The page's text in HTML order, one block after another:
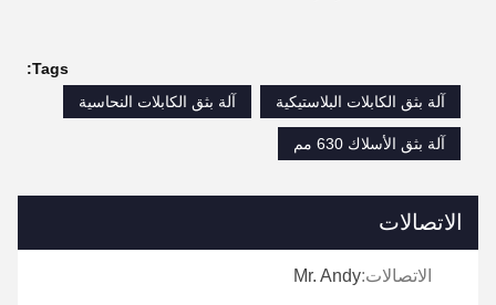
Tags:
آلة بثق الكابلات البلاستيكية
آلة بثق الكابلات النحاسية
آلة بثق الأسلاك 630 مم
الاتصالات
الاتصالات:Mr. Andy